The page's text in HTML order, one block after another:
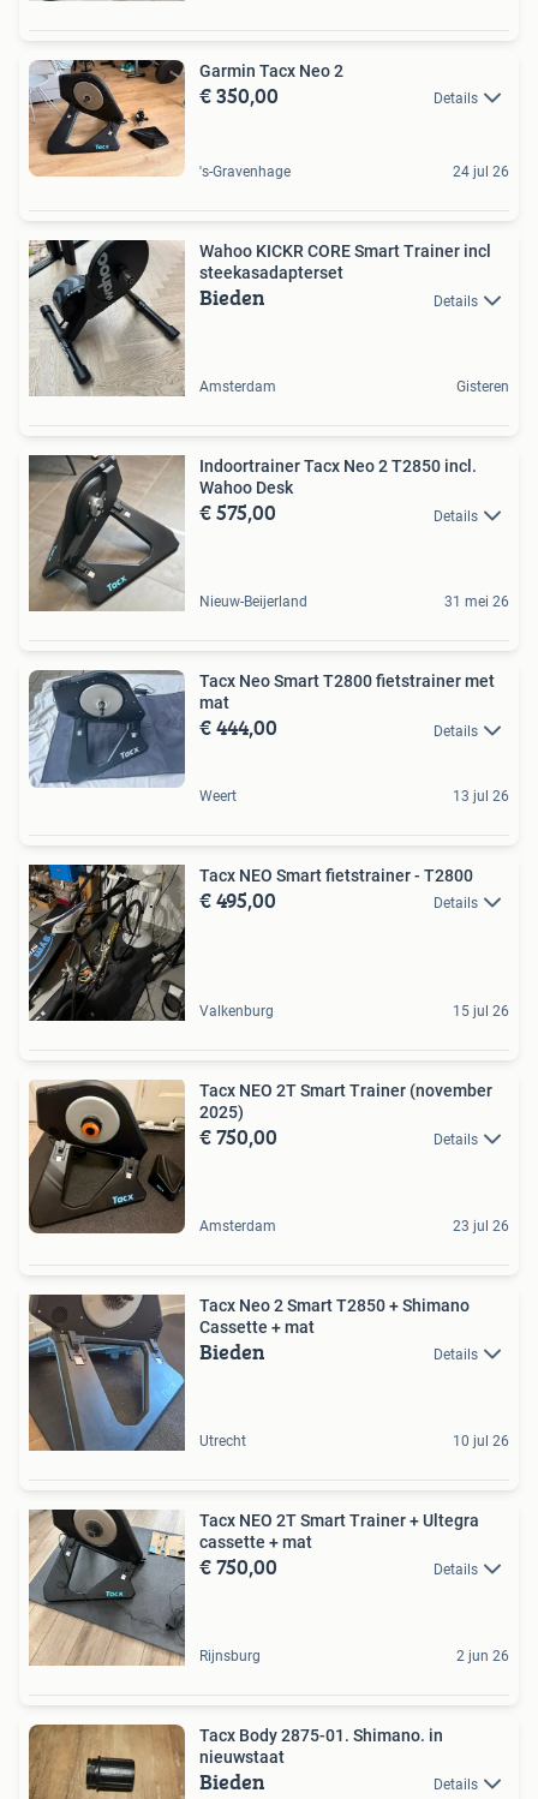
Garmin Tacx Neo 2
€ 350,00 Details
's-Gravenhage 24 jul 26
Wahoo KICKR CORE Smart Trainer incl
steekasadapterset
Bieden Details
Amsterdam Gisteren
Indoortrainer Tacx Neo 2 T2850 incl.
Wahoo Desk
€ 575,00 Details
Nieuw-Beijerland 31 mei 26
Tacx Neo Smart T2800 fietstrainer met
mat
€ 444,00 Details
Weert 13 jul 26
Tacx NEO Smart fietstrainer - T2800
€ 495,00 Details
Valkenburg 15 jul 26
Tacx NEO 2T Smart Trainer (november
2025)
€ 750,00 Details
Amsterdam 23 jul 26
Tacx Neo 2 Smart T2850 + Shimano
Cassette + mat
Bieden Details
Utrecht 10 jul 26
Tacx NEO 2T Smart Trainer + Ultegra
cassette + mat
€ 750,00 Details
Rijnsburg 2 jun 26
Tacx Body 2875-01. Shimano. in
nieuwstaat
Bieden Details